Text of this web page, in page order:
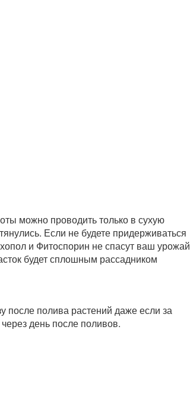
можно проводить только в сухую
Если не будете придерживаться
и Фитоспорин не спасут ваш урожай
будет сплошным рассадником
после полива растений даже если за
день после поливов.